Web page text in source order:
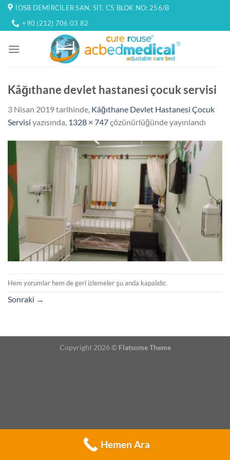
İçeriğe
atla
İOSB DEMIRCILER SAN. SIT. C5 BLOK NO: 256/B
+90 (212) 706 03 82
Kâğıthane devlet hastanesi çocuk servisi
3 Nisan 2019tarihinde, Kâğıthane Devlet Hastanesi Çocuk
Servisi yazısında, 1328 × 747çözünürlüğünde yayınlandı
Hem yorumlar hem de geri izlemeler şu anda kapalıdır.
Sonraki →
Copyright 2026 © Flatsome Theme
Hemen Ara